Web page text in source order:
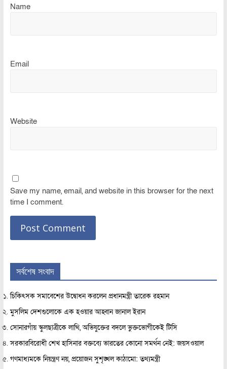
Name
Email
Website
Save my name, email, and website in this browser for the next
time I comment.
সর্বশেষ সংবাদ
চিকিৎসক সমাবেশের উদ্বোধন করলেন প্রধানমন্ত্রী তারেক রহমান
মুসলিম দেশগুলোকে এক হওয়ার আহ্বান জানাল ইরান
সোনারগাঁয় স্কুলছাত্রীকে লাথি, অভিযুক্তের বদলে ভুক্তভোগীকেই টিসি
সরকারবিরোধী শেখ হাসিনার বক্তব্যে ভারতের কোনো সমর্থন নেই: জয়সওয়াল
গণমাধ্যমকে নিয়ন্ত্রণ নয়, প্রয়োজন সুশৃঙ্খল কাঠামো: তথ্যমন্ত্রী